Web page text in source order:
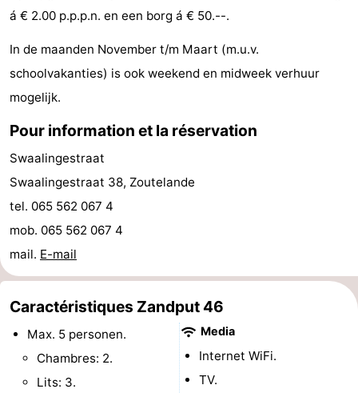
jeux
de
intérieures
Bowling
Centres
bien-
être
&
villes
Nature
Visites
guidées
Sports
-
Piscines
Faire
du
-
Randonnée
-
Terrains
á € 2.00 p.p.p.n. en een borg á € 50.--.
In de maanden November t/m Maart (m.u.v.
schoolvakanties) is ook weekend en midweek verhuur
mogelijk.
Pour information et la réservation
Swaalingestraat
Swaalingestraat 38, Zoutelande
tel. 065 562 067 4
mob. 065 562 067 4
mail. E-mail
Caractéristiques Zandput 46
Max. 5 personen.
Chambres: 2.
Lits: 3.
Media
Internet WiFi.
TV.